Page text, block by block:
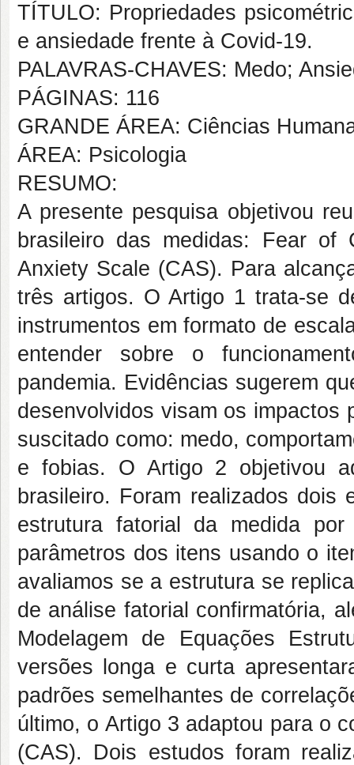
TÍTULO: Propriedades
e ansiedade frente à Covid-19.
PALAVRAS-CHAVES: Medo;
PÁGINAS: 116
GRANDE ÁREA: Ciências
ÁREA: Psicologia
RESUMO:
A presente pesquisa objetivou
brasileiro das medidas: Fear of
Anxiety Scale (CAS). Para
três artigos. O Artigo 1 trata-se
instrumentos em formato de
entender sobre o
pandemia. Evidências sugerem
desenvolvidos visam os impactos
suscitado como: medo,
e fobias. O Artigo 2 objetivou
brasileiro. Foram realizados
estrutura fatorial da medida
parâmetros dos itens usando o
avaliamos se a estrutura se
de análise fatorial confirmatória,
Modelagem de Equações
versões longa e curta
padrões semelhantes de
último, o Artigo 3 adaptou para o
(CAS). Dois estudos foram